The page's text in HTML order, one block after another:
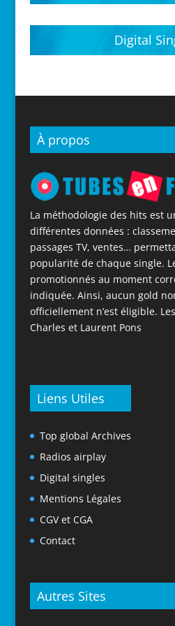
Digital
À propos
La méthodologie des hits est
différentes données :
passages TV, ventes…
popularité de chaque single.
promotionnés au moment
indiquée. Ainsi, aucun gold
officiellement n’est éligible.
Charles et Laurent Pons
Liens Utiles
Top global Archives
Radios airplay
Digital singles
Mentions Légales
CGV et CGA
Contact
Autres Sites